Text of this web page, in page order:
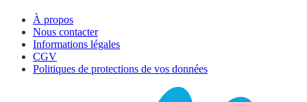
À propos
Nous contacter
Informations légales
CGV
Politiques de protections de vos données